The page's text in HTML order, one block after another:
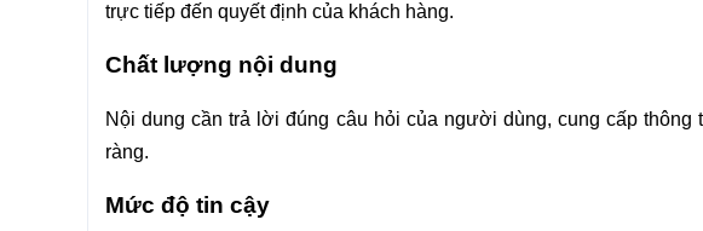
trực tiếp đến quyết định của khách hàng.
Chất lượng nội dung
Nội dung cần trả lời đúng câu hỏi của người dùng, cung cấp
ràng.
Mức độ tin cậy